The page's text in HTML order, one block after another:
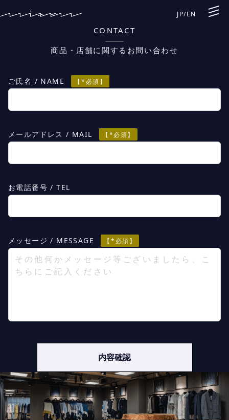
JP/EN
CONTACT
商品・店舗に関するお問い合わせ
ご氏名 / NAME 【*必須】
メールアドレス / MAIL 【*必須】
お電話番号 / TEL
メッセージ / MESSAGE 【*必須】
内容確認